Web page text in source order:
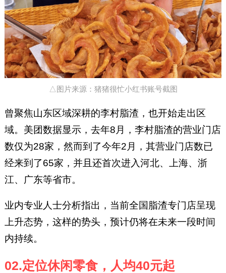
△图片来源：猪猪很忙小红书账号截图
曾聚焦山东区域深耕的李村脂渣，也开始走出区
域。美团数据显示，去年8月，李村脂渣的营业门店
数仅为28家，然而到了今年2月，其营业门店数已
经来到了65家，并且还首次进入河北、上海、浙
江、广东等省市。
业内专业人士分析指出，当前全国脂渣专门店呈现
上升态势，这样的势头，预计仍将在未来一段时间
内持续。
02.定位休闲零食，人均40元起